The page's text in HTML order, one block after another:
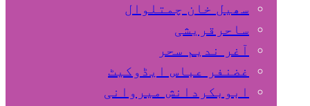
سھیل خان چمتلوال
ساحرقریشی
آغر ندیم سحر
غضنفر عباس ایڈوکیٹ
ابوبکردانش میروانی